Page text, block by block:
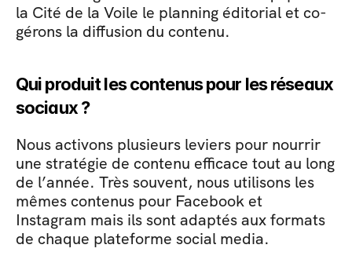
la Cité de la Voile le planning éditorial et co-
gérons la diffusion du contenu.
Qui produit les contenus pour les réseaux
sociaux ?
Nous activons plusieurs leviers pour nourrir
une stratégie de contenu efficace tout au long
de l’année. Très souvent, nous utilisons les
mêmes contenus pour Facebook et
Instagram mais ils sont adaptés aux formats
de chaque plateforme social media.